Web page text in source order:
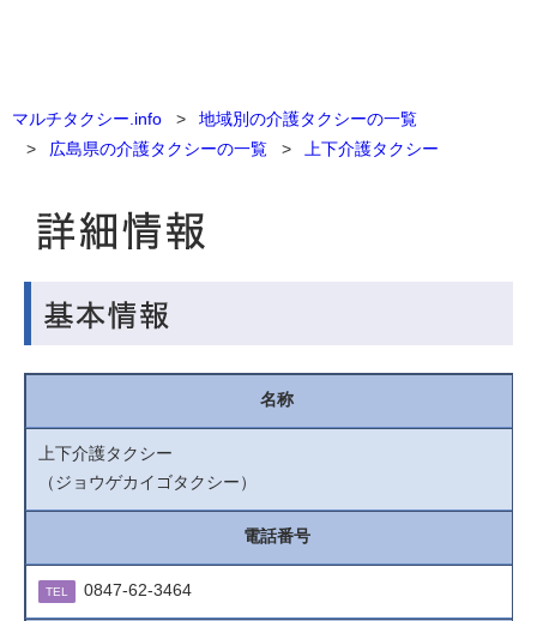
マルチタクシー.info
地域別の介護タクシーの一覧
広島県の介護タクシーの一覧
上下介護タクシー
名称
上下介護タクシー
（ジョウゲカイゴタクシー）
電話番号
TEL 0847-62-3464